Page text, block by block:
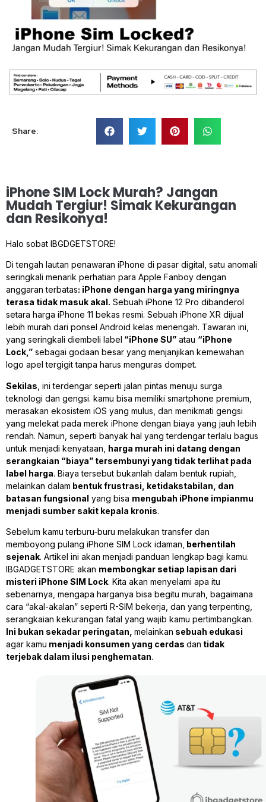
Share:
iPhone SIM Lock Murah? Jangan
Mudah Tergiur! Simak Kekurangan
dan Resikonya!
Halo sobat IBGDGETSTORE!
Di tengah lautan penawaran iPhone di pasar digital, satu anomali
seringkali menarik perhatian para Apple Fanboy dengan
anggaran terbatas: iPhone dengan harga yang miringnya
terasa tidak masuk akal. Sebuah iPhone 12 Pro dibanderol
setara harga iPhone 11 bekas resmi. Sebuah iPhone XR dijual
lebih murah dari ponsel Android kelas menengah. Tawaran ini,
yang seringkali diembeli label “iPhone SU” atau “iPhone
Lock,” sebagai godaan besar yang menjanjikan kemewahan
logo apel tergigit tanpa harus menguras dompet.
Sekilas , ini terdengar seperti jalan pintas menuju surga
teknologi dan gengsi. kamu bisa memiliki smartphone premium,
merasakan ekosistem iOS yang mulus, dan menikmati gengsi
yang melekat pada merek iPhone dengan biaya yang jauh lebih
rendah. Namun, seperti banyak hal yang terdengar terlalu bagus
untuk menjadi kenyataan, harga murah ini datang dengan
serangkaian “biaya” tersembunyi yang tidak terlihat pada
label harga. Biaya tersebut bukanlah dalam bentuk rupiah,
melainkan dalam bentuk frustrasi, ketidakstabilan, dan
batasan fungsional yang bisa mengubah iPhone impianmu
menjadi sumber sakit kepala kronis.
Sebelum kamu terburu-buru melakukan transfer dan
memboyong pulang iPhone SIM Lock idaman, berhentilah
sejenak. Artikel ini akan menjadi panduan lengkap bagi kamu.
IBGADGETSTORE akan membongkar setiap lapisan dari
misteri iPhone SIM Lock. Kita akan menyelami apa itu
sebenarnya, mengapa harganya bisa begitu murah, bagaimana
cara “akal-akalan” seperti R-SIM bekerja, dan yang terpenting,
serangkaian kekurangan fatal yang wajib kamu pertimbangkan.
Ini bukan sekadar peringatan, melainkan sebuah edukasi
agar kamu menjadi konsumen yang cerdas dan tidak
terjebak dalam ilusi penghematan.